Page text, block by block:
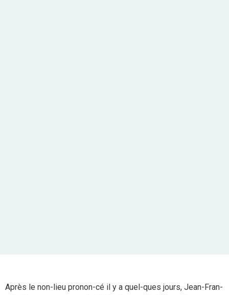
Après le non-lieu pronon-cé il y a quel-ques jours, Jean-Fran-